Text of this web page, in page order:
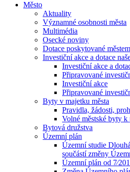
Město
Aktuality
Významné osobnosti města
Multimédia
Osecké noviny
Dotace poskytované
Investiční akce a dotace
Investiční akce a
Připravované
Investiční akce
Připravované
Byty v majetku města
Pravidla, žádosti,
Volné městské byty k
Bytová družstva
Územní plán
Územní studie
součástí změny
Územní plán od